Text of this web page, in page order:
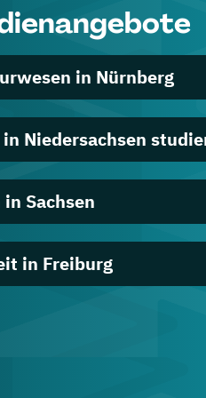
in Nürnberg
Niedersachsen
Sachsen
in Freiburg